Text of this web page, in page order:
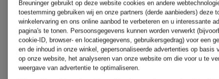
Jeans
HERZEN'S
Phase
Eight
Breuninger gebruikt op deze website cookies en andere
toestemming gebruiken wij en onze partners (derde aanbieders) deze
winkelervaring en ons online aanbod te verbeteren en u interessante
pagina's te tonen. Persoonsgegevens kunnen worden verwerkt
cookie-ID, browser- en locatiegegevens, gebruikersgedrag) voor een
en de inhoud in onze winkel, gepersonaliseerde advertenties op basis
op onze website, het analyseren van onze website om die voor u te
weergave van advertentie te optimaliseren.